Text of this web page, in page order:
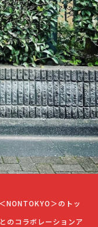
NONTOKYO＞のトッ
のコラボレーションア